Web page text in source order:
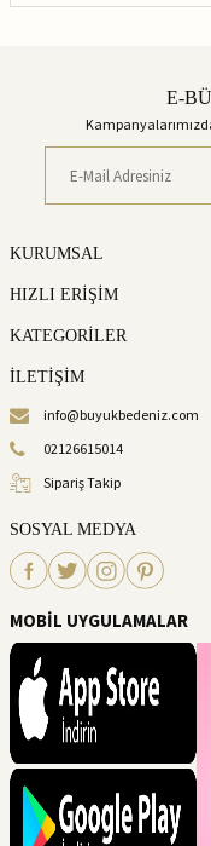
E-
KURUMSAL
HIZLI ERİŞİM
KATEGORİLER
İLETİŞİM
info@buyukbedeniz.com
02126615014
Sipariş Takip
SOSYAL MEDYA
MOBİL UYGULAMALAR